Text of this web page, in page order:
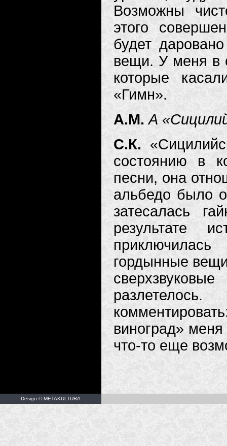
Возможны
этого
будет
вещи. У меня в
которые
«Гимн».
А.М.А
С.К.
состоянию в
песни, она
альбедо было
затесалась
результате
гордынные
виноград»
что-то еще
Design © METAKULTURA